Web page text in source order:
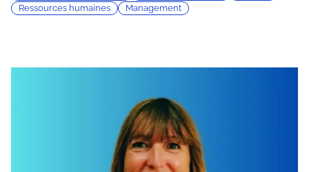
Ressources humaines
Management